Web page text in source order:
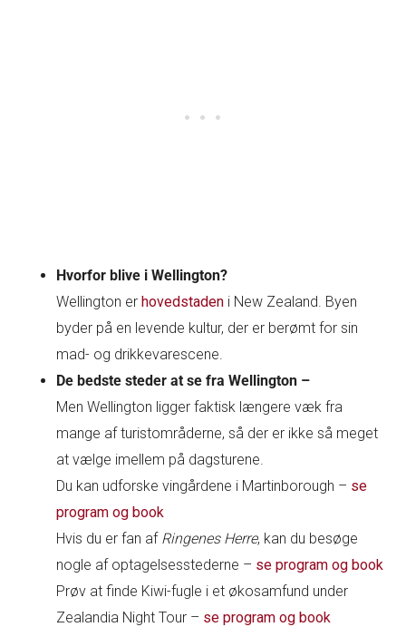
Hvorfor blive i Wellington?
Wellington erhovedstaden i New Zealand. Byen
byder på en levende kultur, der er berømt for sin
mad- og drikkevarescene.
De bedste steder at se fra Wellington –
Men Wellington ligger faktisk længere væk fra
mange af turistområderne, så der er ikke så meget
at vælge imellem på dagsturene.
Du kan udforske vingårdene i Martinborough – se
program og book
Hvis du er fan af Ringenes Herre, kan du besøge
nogle af optagelsesstederne – se program og book
Prøv at finde Kiwi-fugle i et økosamfund under
Zealandia Night Tour – se program og book